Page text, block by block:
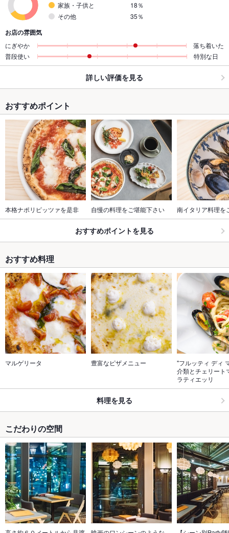
家族・子供と
18％
その他
35％
お店の雰囲気
にぎやか
落ち着いた
普段使い
特別な日
詳しい評価を見る
おすすめポイント
本格ナポリピッツァを是非 自慢の料理をご堪能下さい 南イタリア料理を
おすすめポイントを見る
おすすめ料理
マルゲリータ 豊富なピザメニュー
"フルッティ ディ
介類とチェリート
ラティエッリ
料理を見る
こだわりの空間